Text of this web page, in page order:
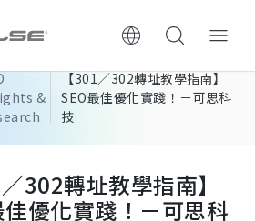
&
【301／302轉址教學指南】
SEO最佳優化實踐！－可思科
技
／302轉址教學指南】
佳優化實踐！－可思科